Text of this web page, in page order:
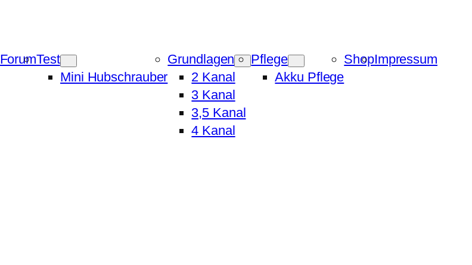
ForumTest
Mini Hubschrauber
Grundlagen
2 Kanal
3 Kanal
3,5 Kanal
4 Kanal
Pflege
Akku Pflege
ShopImpressum